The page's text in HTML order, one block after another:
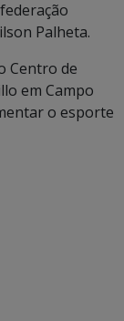
Palheta.
Centro de
em Campo
o esporte